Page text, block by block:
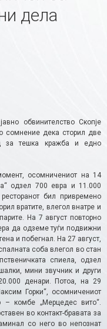
дела
обвинителство Скопје
сомнение дека сторил две
за тешка кражба и едно
осомничениот на 14
одзел 700 евра и 11.000
бил привремено
вратите, влегол внатре и
На 7 август повторно
да одземе туѓи подвижни
и побегнал. На 27 август,
соба влегол во стан
спиела, одзел
мини звучник и други
денари. Потоа, на 29
Горки“, осомничениот
– комбе „Мерцедес вито“.
во контакт-бравата за
со него во непознат